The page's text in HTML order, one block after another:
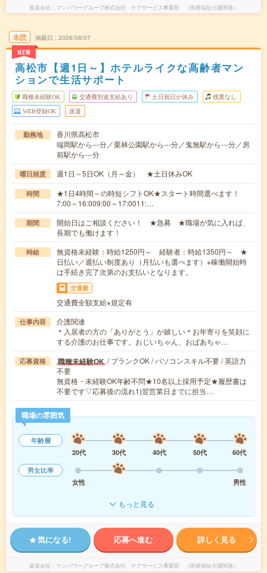
派遣会社 マンパワーグループ株式会社 ケアサービス事業部 （医療福祉介護関連）
未読
NEW
掲載日 2026/08/07
高松市【週1日～】ホテルライクな高齢者マン
ションで生活サポート
職種未経験OK 交通費別途支給あり 土日祝日が休み 残業なし
WEB登録OK 派遣
勤務地
香川県高松市
端岡駅から---分／栗林公園駅から---分／鬼無駅から---分／房
前駅から---分
曜日頻度 週1日～5日OK（月～金） ★土日休みOK
時間
★1日4時間～の時短シフトOK★スタート時間選べます！
7:00～16:009:00～17:0011:…
期間
開始日はご相談ください！ ★急募 ★職場が気に入れば、
長期でも働けます！
時給
無資格未経験：時給1250円～ 経験者：時給1350円～ ★
日払い／週払い制度あり（月払いも選べます）※稼働開始時
は手続き完了次第のお支払いとなります。
交通費
交通費全額支給※規定有
仕事内容
介護関連
＊入居者の方の「ありがとう」が嬉しい＊お年寄りを笑顔に
する介護のお仕事です。おじいちゃん、おばあちゃ…
応募資格 職種未経験OK / ブランクOK / パソコンスキル不要 / 英語力
不要
無資格・未経験OK年齢不問★10名以上採用予定★履歴書は
不要です▽応募後の流れ1)翌営業日までに担当…
職場の雰囲気
年齢層
20代
30代 40代 50代
60代
男女比率
女性
男性
もっと見る
気になる! 応募へ進む 詳しく見る
派遣会社 マンパワーグループ株式会社 ケアサービス事業部 （医療福祉介護関連）